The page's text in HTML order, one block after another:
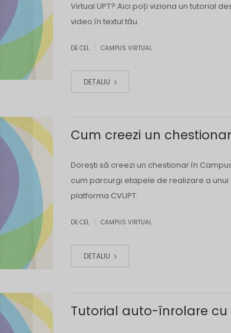
Virtual UPT? Aici poți viziona un tutorial
video în textul tău.
DE CEL CAMPUS VIRTUAL
DETALIU
Cum creezi un chestionar
Dorești să creezi un chestionar în
cum parcurgi etapele de realizare a
platforma CVUPT.
DE CEL CAMPUS VIRTUAL
DETALIU
Tutorial auto-înrolare